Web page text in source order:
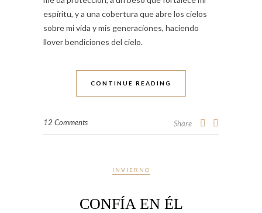
espíritu, y a una cobertura que abre los cielos
sobre mi vida y mis generaciones, haciendo
llover bendiciones del cielo.
CONTINUE READING
12 Comments Share
INVIERNO
CONFÍA EN ÉL